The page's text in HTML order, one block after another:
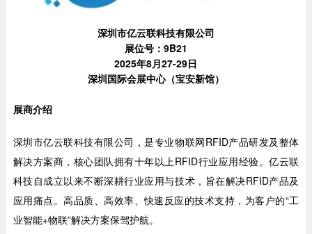
深圳市亿云联科技有限公司
展位号：9B21
2025年8月27-29日
深圳国际会展中心（宝安新馆）
展商介绍
深圳市亿云联科技有限公司，是专业物联网RFID产品研发及整体
解决方案商，核心团队拥有十年以上RFID行业应用经验。亿云联
科技自成立以来不断深耕行业应用与技术，旨在解决RFID产品及
应用痛点。高品质、高效率、快速反应的技术支持，为客户的“工
业智能+物联”解决方案保驾护航。